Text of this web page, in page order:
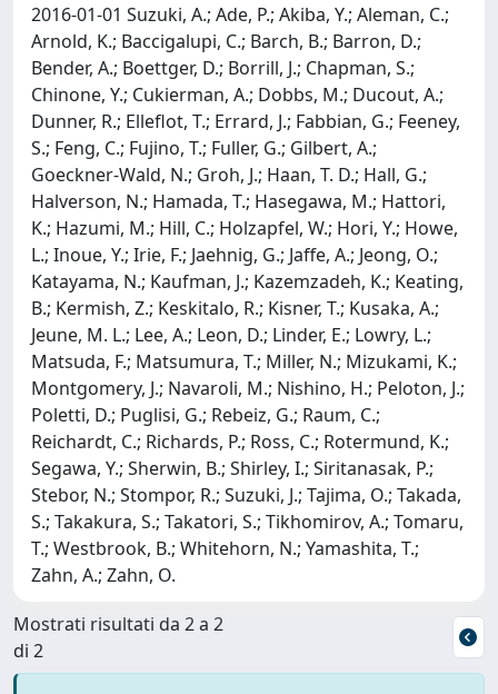
2016-01-01 Suzuki, A.; Ade, P.; Akiba, Y.; Aleman, C.;
Arnold, K.; Baccigalupi, C.; Barch, B.; Barron, D.;
Bender, A.; Boettger, D.; Borrill, J.; Chapman, S.;
Chinone, Y.; Cukierman, A.; Dobbs, M.; Ducout, A.;
Dunner, R.; Elleflot, T.; Errard, J.; Fabbian, G.; Feeney,
S.; Feng, C.; Fujino, T.; Fuller, G.; Gilbert, A.;
Goeckner-Wald, N.; Groh, J.; Haan, T. D.; Hall, G.;
Halverson, N.; Hamada, T.; Hasegawa, M.; Hattori,
K.; Hazumi, M.; Hill, C.; Holzapfel, W.; Hori, Y.; Howe,
L.; Inoue, Y.; Irie, F.; Jaehnig, G.; Jaffe, A.; Jeong, O.;
Katayama, N.; Kaufman, J.; Kazemzadeh, K.; Keating,
B.; Kermish, Z.; Keskitalo, R.; Kisner, T.; Kusaka, A.;
Jeune, M. L.; Lee, A.; Leon, D.; Linder, E.; Lowry, L.;
Matsuda, F.; Matsumura, T.; Miller, N.; Mizukami, K.;
Montgomery, J.; Navaroli, M.; Nishino, H.; Peloton, J.;
Poletti, D.; Puglisi, G.; Rebeiz, G.; Raum, C.;
Reichardt, C.; Richards, P.; Ross, C.; Rotermund, K.;
Segawa, Y.; Sherwin, B.; Shirley, I.; Siritanasak, P.;
Stebor, N.; Stompor, R.; Suzuki, J.; Tajima, O.; Takada,
S.; Takakura, S.; Takatori, S.; Tikhomirov, A.; Tomaru,
T.; Westbrook, B.; Whitehorn, N.; Yamashita, T.;
Zahn, A.; Zahn, O.
Mostrati risultati da 2 a 2
di 2